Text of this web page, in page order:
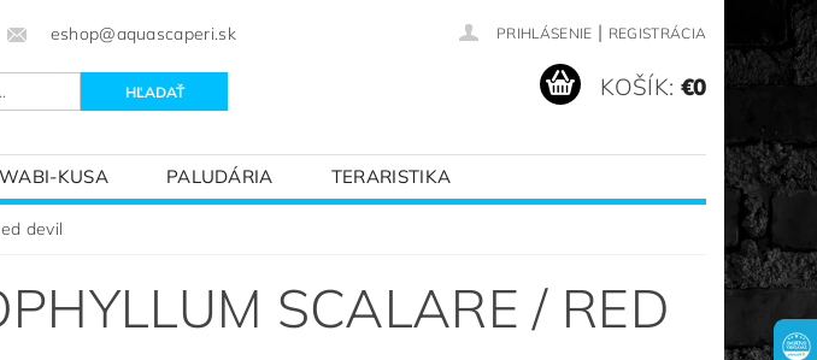
eshop@aquascaperi.sk PRIHLÁSENIE | REGISTRÁCIA
KOŠÍK: €0
WABI-KUSA PALUDÁRIA
TERARISTIKA
AKVARISTIKY
devil
SCALARE / RED